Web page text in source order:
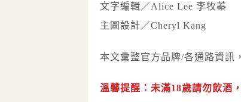
文字編輯／Alice Lee 李牧蓁
主圖設計／Cheryl Kang
本文彙整官方品牌/各通路資訊
溫馨提醒：未滿18歲請勿飲酒